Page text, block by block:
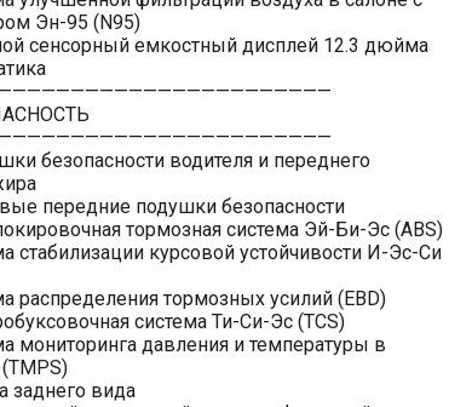
Эн-95 (N95)
сенсорный емкостный дисплей 12.3 дюйма
безопасности водителя и переднего
передние подушки безопасности
тормозная система Эй-Би-Эс (ABS)
стабилизации курсовой устойчивости И-Эс-Си
распределения тормозных усилий (EBD)
система Ти-Си-Эс (TCS)
мониторинга давления и температуры в
заднего вида